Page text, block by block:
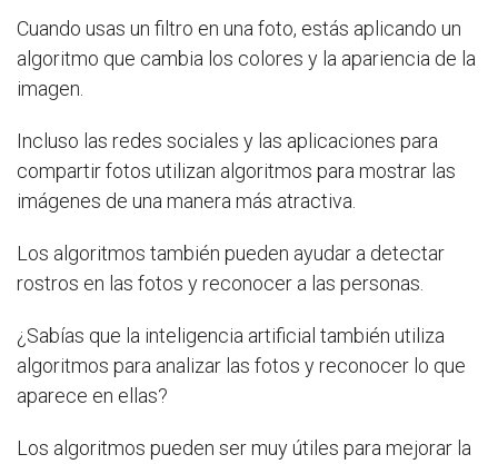
Cuando usas un filtro en una foto, estás aplicando un
algoritmo que cambia los colores y la apariencia de la
imagen.
Incluso las redes sociales y las aplicaciones para
compartir fotos utilizan algoritmos para mostrar las
imágenes de una manera más atractiva.
Los algoritmos también pueden ayudar a detectar
rostros en las fotos y reconocer a las personas.
¿Sabías que la inteligencia artificial también utiliza
algoritmos para analizar las fotos y reconocer lo que
aparece en ellas?
Los algoritmos pueden ser muy útiles para mejorar la